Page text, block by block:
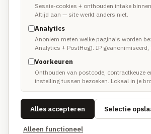
TRUSTUSFIX-NETWERK
TrustusFix · Vakmannen →
Oplichting melden
Spoedhulp vakman
© 2026 TrustusFix. Ranking algoritmisch en
Sessie-cookies + onthouden intake
Altijd aan — site werkt anders niet.
Analytics
Anoniem meten welke pagina's worden
Analytics + PostHog). IP geanonimiseerd,
Voorkeuren
Onthouden van postcode, contractkeuze
instelling tussen bezoeken. Lokaal in je
Alles accepteren Selectie
Alleen functioneel